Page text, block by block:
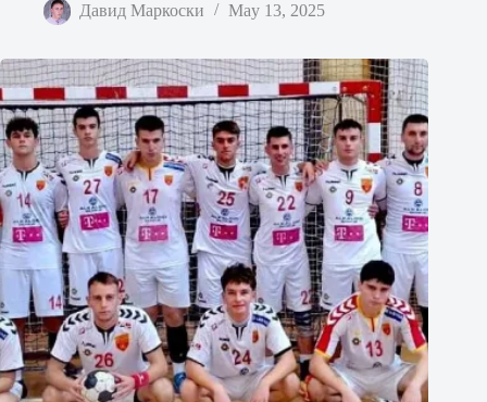
Давид Маркоски May 13, 2025